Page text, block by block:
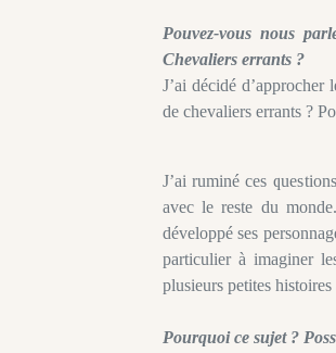
Pouvez-vous nous
Chevaliers errants ?
J’ai décidé
de chevaliers errants ?
J’ai ruminé ces
avec le reste du
développé ses
particulier à imaginer
plusieurs petites
Pourquoi ce sujet ?